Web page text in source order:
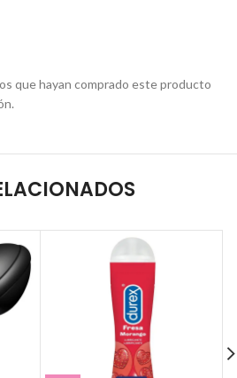
que hayan comprado este producto